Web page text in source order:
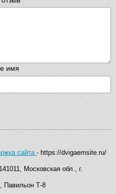
имя
сайта- https://dvigaemsite.ru/
Московская обл., г.
Павильон Т-8